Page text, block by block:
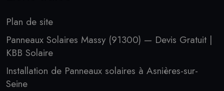
Plan de site
Panneaux Solaires Massy (91300) — Devis Gratuit |
KBB Solaire
Installation de Panneaux solaires à Asnières-sur-
Seine